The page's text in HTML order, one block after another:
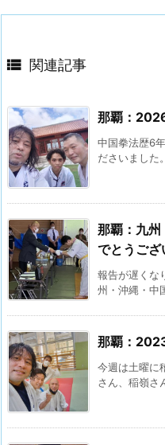
 関連記事
那覇：
中国拳法歴6
ださいました
那覇：九州
でとうござ
報告が遅くな
州・沖縄・中
那覇：
今週は土曜に
さん、稲嶺さ